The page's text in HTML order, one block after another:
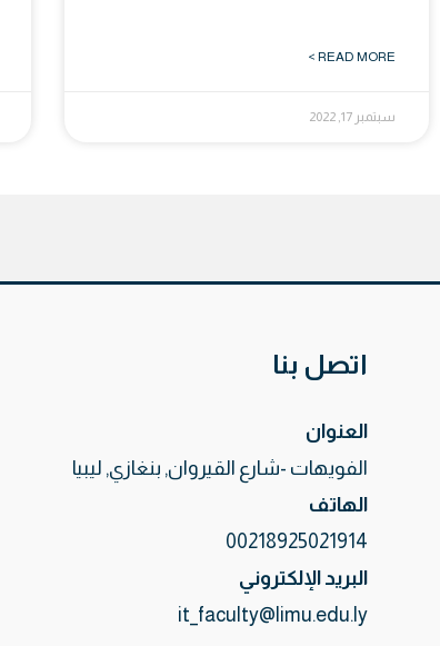
READ MORE >
سبتمبر 17, 2022
اتصل بنا
العنوان
الفويهات -شارع القيروان, بنغازي, ليبيا
الهاتف
00218925021914
البريد الإلكتروني
it_faculty@limu.edu.ly